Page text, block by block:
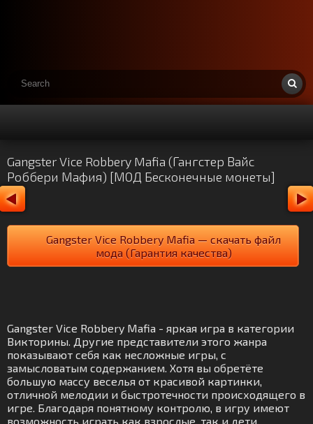
Gangster Vice Robbery Mafia (Гангстер Вайс
Роббери Мафия) [МОД Бесконечные монеты]
Gangster Vice Robbery Mafia — скачать файл
мода (Гарантия качества)
Gangster Vice Robbery Mafia - яркая игра в категории
Викторины. Другие представители этого жанра
показывают себя как несложные игры, с
замысловатым содержанием. Хотя вы обретёте
большую массу веселья от красивой картинки,
отличной мелодии и быстротечности происходящего в
игре. Благодаря понятному контролю, в игру имеют
возможность играть как взрослые, так и дети.